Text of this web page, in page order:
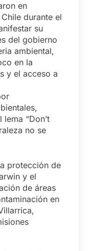
en
durante el
su
del gobierno
ambiental,
en la
y el acceso a
“Don’t
no se
protección de
y el
de áreas
en